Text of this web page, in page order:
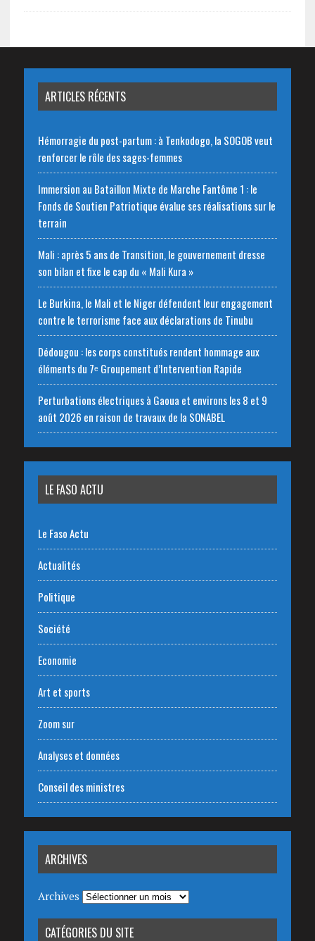
ARTICLES RÉCENTS
Hémorragie du post-partum : à Tenkodogo, la SOGOB veut
renforcer le rôle des sages-femmes
Immersion au Bataillon Mixte de Marche Fantôme 1 : le
Fonds de Soutien Patriotique évalue ses réalisations sur le
terrain
Mali : après 5 ans de Transition, le gouvernement dresse
son bilan et fixe le cap du « Mali Kura »
Le Burkina, le Mali et le Niger défendent leur engagement
contre le terrorisme face aux déclarations de Tinubu
Dédougou : les corps constitués rendent hommage aux
éléments du 7ᵉ Groupement d’Intervention Rapide
Perturbations électriques à Gaoua et environs les 8 et 9
août 2026 en raison de travaux de la SONABEL
LE FASO ACTU
Le Faso Actu
Actualités
Politique
Société
Economie
Art et sports
Zoom sur
Analyses et données
Conseil des ministres
ARCHIVES
Archives
CATÉGORIES DU SITE